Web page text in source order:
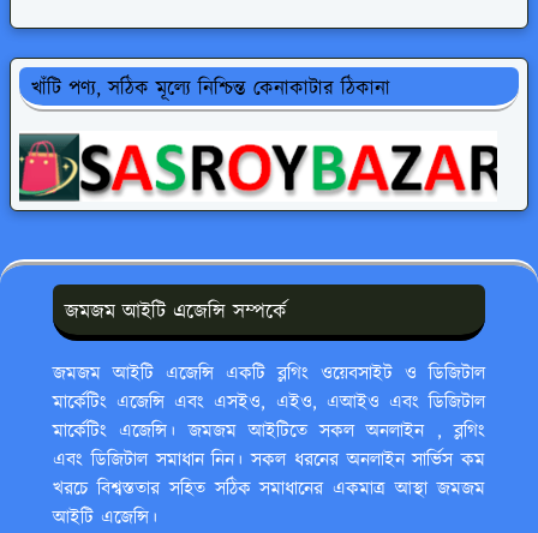
খাঁটি পণ্য, সঠিক মূল্যে নিশ্চিন্ত কেনাকাটার ঠিকানা
জমজম আইটি এজেন্সি সম্পর্কে
জমজম আইটি এজেন্সি একটি ব্লগিং ওয়েবসাইট ও ডিজিটাল
মার্কেটিং এজেন্সি এবং এসইও, এইও, এআইও এবং ডিজিটাল
মার্কেটিং এজেন্সি। জমজম আইটিতে সকল অনলাইন , ব্লগিং
এবং ডিজিটাল সমাধান নিন। সকল ধরনের অনলাইন সার্ভিস কম
খরচে বিশ্বস্ততার সহিত সঠিক সমাধানের একমাত্র আস্থা জমজম
আইটি এজেন্সি।